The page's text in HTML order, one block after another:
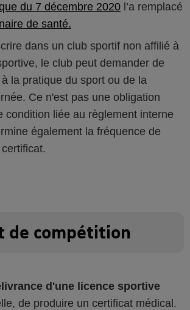
du 7 décembre 2020 l’a remplacé
de santé.
dans un club sportif non affilié à
le club peut demander de
la pratique du sport ou de la
Ce n'est pas une obligation
condition liée au règlement interne
également la fréquence de
de compétition
d'une licence sportive
de produire un certificat médical.